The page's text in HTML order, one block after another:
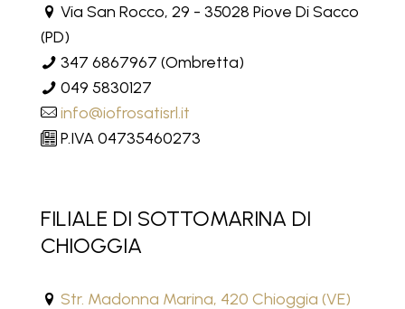
Via San Rocco, 29 - 35028 Piove Di Sacco
(PD)
347 6867967 (Ombretta)
049 5830127
info@iofrosatisrl.it
P.IVA 04735460273
FILIALE DI SOTTOMARINA DI
CHIOGGIA
Str. Madonna Marina, 420 Chioggia (VE)